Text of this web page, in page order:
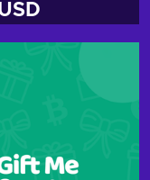
do koszyka
oferty